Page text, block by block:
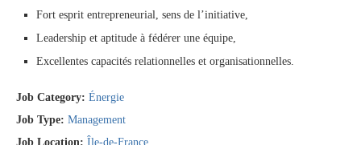
Fort esprit entrepreneurial, sens de l’initiative,
Leadership et aptitude à fédérer une équipe,
Excellentes capacités relationnelles et organisationnelles.
Job Category: Énergie
Job Type: Management
Job Location: Île-de-France